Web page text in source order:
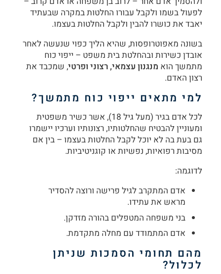
לפעול בשמו ולקבל עבורו החלטות במקרה שבעתיד
יאבד את כושרו להבין ולקבל החלטות בעצמו.
בשונה מאפוטרופסות, שהיא הליך כפוי שנעשה לאחר
אובדן כשירות ובהחלטת בית משפט – ייפוי כוח
מתמשך הוא מנגנון עצמאי, רצוני ופרטי, שמכבד את
רצון האדם.
למי מתאים ייפוי כוח מתמשך?
לכל אדם בגיר (מעל גיל 18), אשר כשיר משפטית
ומעוניין להבטיח שהחלטותיו, רצונותיו וערכיו יישמרו
גם בעת בה לא יוכל לקבל החלטות בעצמו – בין אם
מסיבות רפואיות, נפשיות או קוגניטיביות.
לדוגמה:
אדם המתקרב לגיל פרישה ורוצה להסדיר
מראש את עתידו.
בני משפחה המטפלים בהורה מזדקן.
אדם המתמודד עם מחלה מתקדמת.
מהם תחומי הסמכות שניתן
לכלול?